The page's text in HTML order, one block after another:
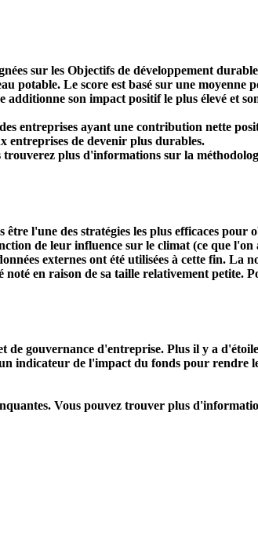
sur les Objectifs de développement
potable. Le score est basé sur une moyenne
additionne son impact positif le plus élevé et
entreprises ayant une contribution nette
de devenir plus durables.
plus d'informations sur la
l'une des stratégies les plus efficaces
de leur influence sur le climat (ce que l'on
externes ont été utilisées à cette fin. La
en raison de sa taille relativement petite.
gouvernance d'entreprise. Plus il y a
indicateur de l'impact du fonds pour rendre
Vous pouvez trouver plus